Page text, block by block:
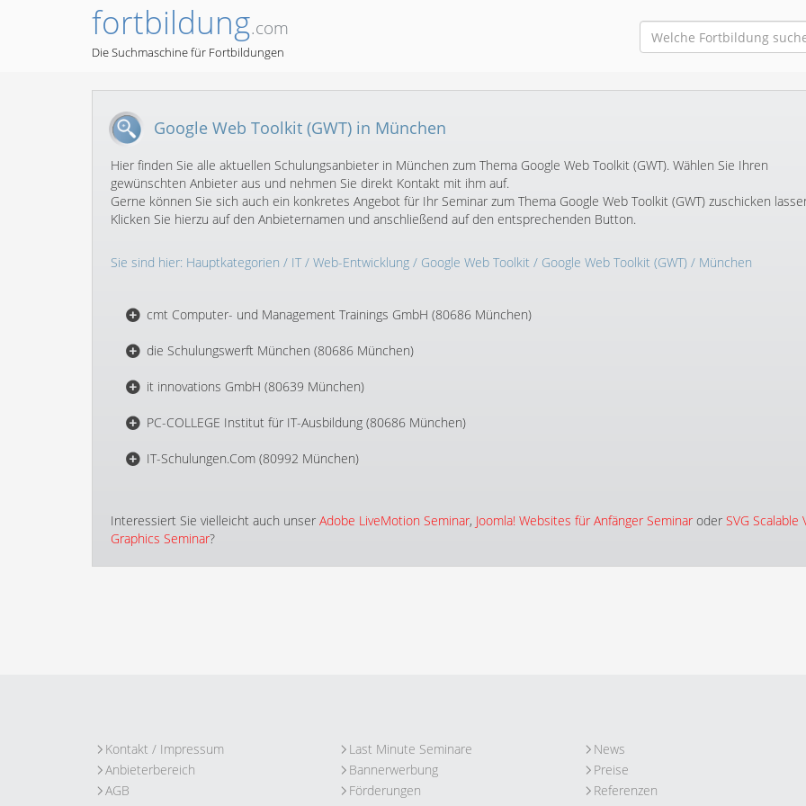
fortbildung.com
Die Suchmaschine für Fortbildungen
Google Web Toolkit (GWT) in München
Hier finden Sie alle aktuellen Schulungsanbieter in München zum Thema Google Web Toolkit (GWT). Wählen Sie Ihren
gewünschten Anbieter aus und nehmen Sie direkt Kontakt mit ihm auf.
Gerne können Sie sich auch ein konkretes Angebot für Ihr Seminar zum Thema Google Web Toolkit (GWT) zuschicken
Klicken Sie hierzu auf den Anbieternamen und anschließend auf den entsprechenden Button.
Sie sind hier: Hauptkategorien / IT/ Web-Entwicklung / Google Web Toolkit / Google Web Toolkit (GWT) / München
cmt Computer- und Management Trainings GmbH (80686 München)
die Schulungswerft München (80686 München)
it innovations GmbH (80639 München)
PC-COLLEGE Institut für IT-Ausbildung (80686 München)
IT-Schulungen.Com (80992 München)
Interessiert Sie vielleicht auch unser Adobe LiveMotion Seminar, Joomla! Websites für Anfänger Seminar oder SVG Scalable
Graphics Seminar?
Kontakt / Impressum
Anbieterbereich
AGB
Last Minute Seminare
Bannerwerbung
Förderungen
News
Preise
Referenzen